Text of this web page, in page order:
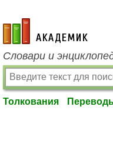
academic.ru
Словари и
Толкования